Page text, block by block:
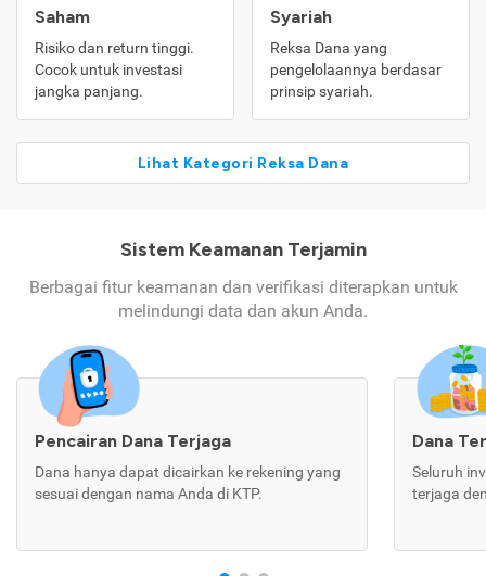
Saham
Risiko dan return tinggi.
Cocok untuk investasi
jangka panjang.
Syariah
Reksa Dana yang
pengelolaannya berdasar
prinsip syariah.
Lihat Kategori Reksa Dana
Sistem Keamanan Terjamin
Berbagai fitur keamanan dan verifikasi diterapkan untuk
melindungi data dan akun Anda.
Pencairan Dana Terjaga
Dana hanya dapat dicairkan ke rekening yang
sesuai dengan nama Anda di KTP.
Dana
Seluruh
terjaga